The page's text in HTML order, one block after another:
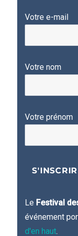
Votre e-mail
Votre nom
Votre prénom
Le Festival
événement
d'en haut.